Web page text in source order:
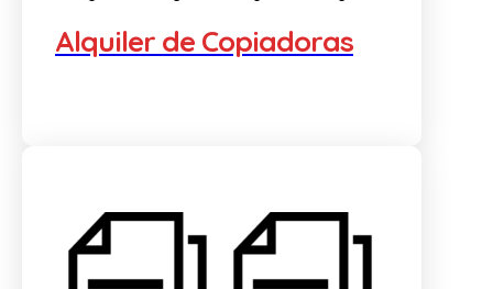
Alquiler de Copiadoras